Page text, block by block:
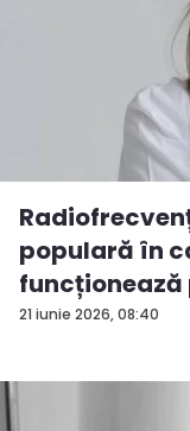
21 iunie 2026, 08:40
populară în
funcționează